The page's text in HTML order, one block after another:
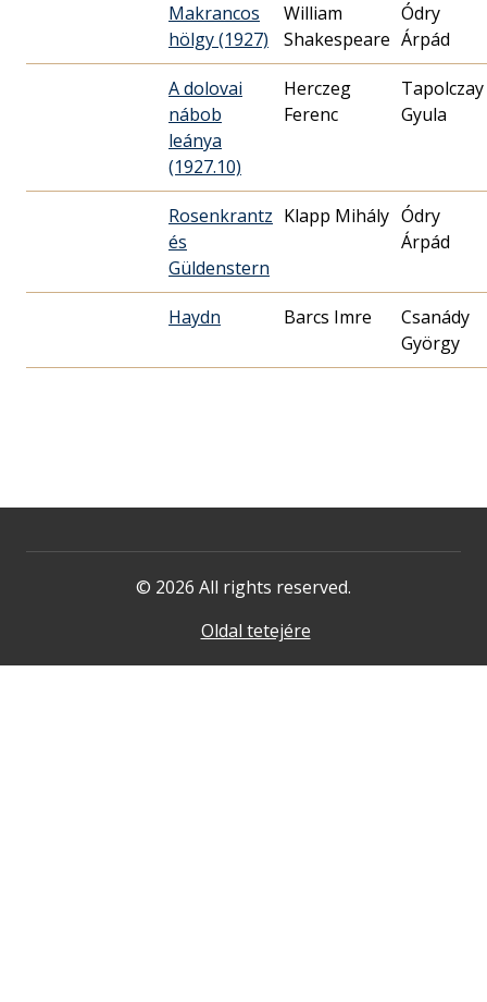
Makrancos
hölgy (1927)
William
Shakespeare
Ódry
Árpád
A dolovai
nábob
leánya
(1927.10)
Herczeg
Ferenc
Tapolczay
Gyula
Rosenkrantz
és
Güldenstern
Klapp Mihály Ódry
Árpád
Haydn Barcs Imre
Csanády
György
© 2026 All rights reserved.
Oldal tetejére